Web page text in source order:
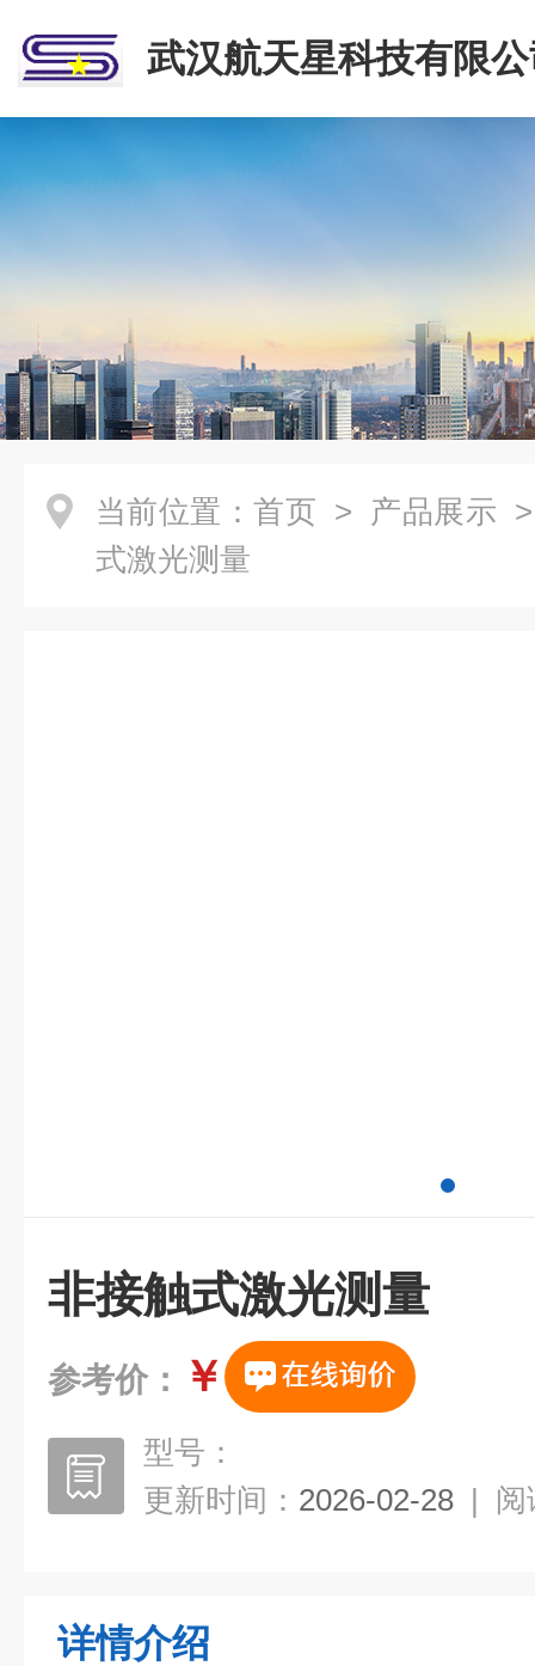
武汉航天星科技有限
当前位置： 首页 > 产品展示
式激光测量
非接触式激光测量
参考价： ￥
型号：
更新时间： 2026-02-28 | 阅
详情介绍